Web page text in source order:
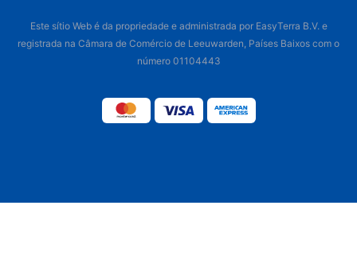
Este sítio Web é da propriedade e administrada por EasyTerra B.V. e
registrada na Câmara de Comércio de Leeuwarden, Países Baixos com o
número 01104443